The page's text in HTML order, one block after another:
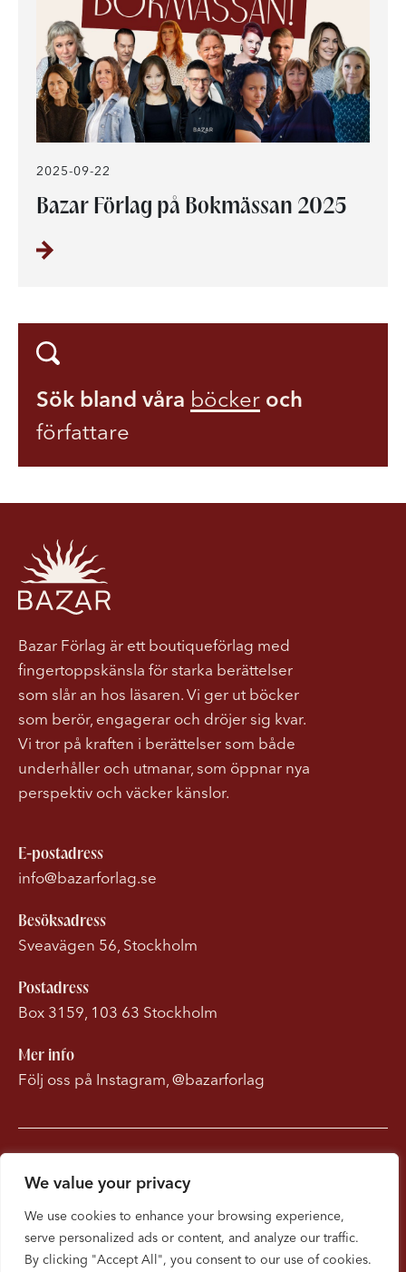
We value your privacy
We use cookies to enhance your browsing experience,
serve personalized ads or content, and analyze our traffic.
By clicking "Accept All", you consent to our use of cookies.
2025-09-22
Bazar Förlag på Bokmässan 2025
Sök bland våra böcker och
författare
Bazar Förlag är ett boutiqueförlag med
fingertoppskänsla för starka berättelser
som slår an hos läsaren. Vi ger ut böcker
som berör, engagerar och dröjer sig kvar.
Vi tror på kraften i berättelser som både
underhåller och utmanar, som öppnar nya
perspektiv och väcker känslor.
E-postadress
info@bazarforlag.se
Besöksadress
Sveavägen 56, Stockholm
Postadress
Box 3159, 103 63 Stockholm
Mer info
Följ oss på Instagram, @bazarforlag
Om Bonnierförlagen
Cookies
Integritetspolicy